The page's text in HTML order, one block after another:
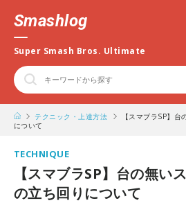
Smashlog
Super Smash Bros. Ultimate
テクニック・上達方法
【スマブラSP】
について
TECHNIQUE
【スマブラSP】台の無い
の立ち回りについて